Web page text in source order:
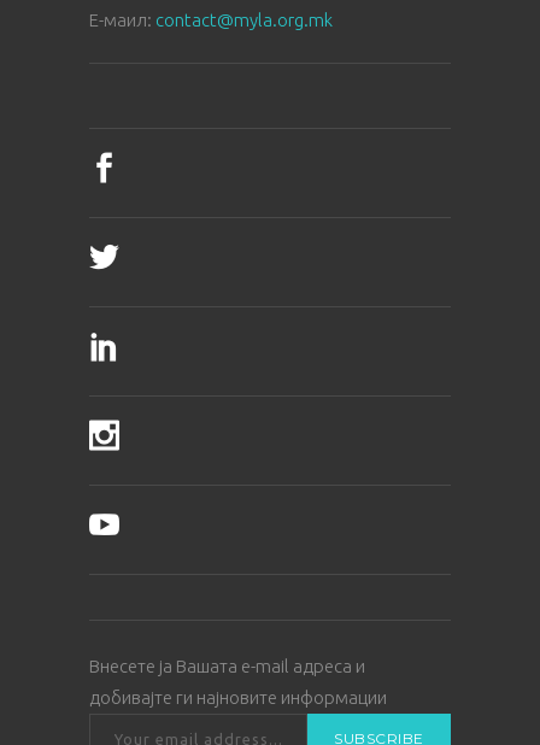
E-маил: contact@myla.org.mk
Внесете ја Вашата е-mail адреса и
добивајте ги најновите информации